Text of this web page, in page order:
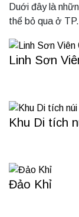
Duới đây là
thể bỏ qua ở
Linh Sơn
Khu Di tích
Đảo Khỉ